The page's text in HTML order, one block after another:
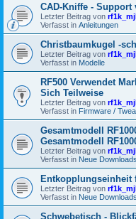
CAD-Kniffe -
Letzter Beitrag von
Verfasst in Anleitungen
Christbaumkugel -
Letzter Beitrag von
Verfasst in Modelle
RF500 Verwendet
Sich Teilweise
Letzter Beitrag von
Verfasst in Firmware /
Gesamtmodell
Gesamtmodell
Letzter Beitrag von
Verfasst in Neue Downloads
Entkopplungseinheit
Letzter Beitrag von
Verfasst in Neue Downloads
Schwebetisch -